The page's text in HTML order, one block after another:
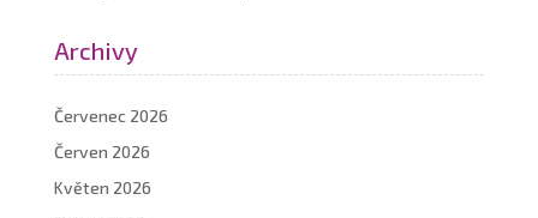
Archivy
Červenec 2026
Červen 2026
Květen 2026